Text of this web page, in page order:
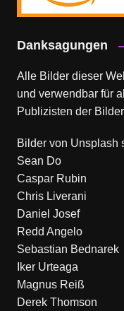
Danksagungen
Alle Bilder dieser
und verwendbar für
Publizisten der
Bilder von Unsplash
Sean Do
Caspar Rubin
Chris Liverani
Daniel Josef
Redd Angelo
Sebastian Bednarek
Iker Urteaga
Magnus Reiß
Derek Thomson